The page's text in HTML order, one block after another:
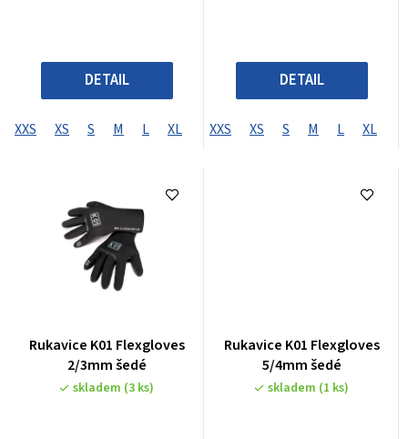
DETAIL
XXS XS S M L XL
DETAIL
XXS XS S M L XL
Rukavice K01 Flexgloves
2/3mm šedé
skladem (3 ks)
Rukavice K01 Flexgloves
5/4mm šedé
skladem (1 ks)